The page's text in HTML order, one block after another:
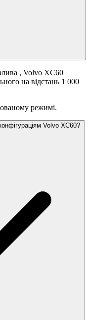
, Volvo XC60
на відстань 1 000
режимі.
Volvo XC60?